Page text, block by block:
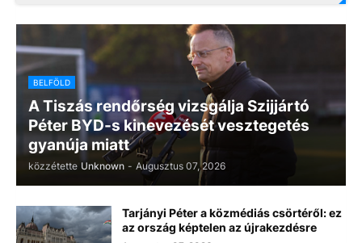
BELFÖLD
A Tiszás rendőrség vizsgálja Szijjártó
Péter BYD-s kinevezését vesztegetés
gyanúja miatt
közzétette Unknown - Augusztus 07, 2026
Tarjányi Péter a közmédiás csörtéről: ez
az ország képtelen az újrakezdésre